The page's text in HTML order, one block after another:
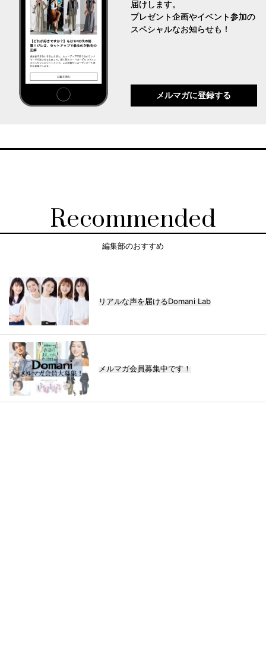
届けします。
プレゼント企画やイベント参加の
スペシャルなお知らせも！
メルマガに登録する
Recommended
編集部のおすすめ
リアルな声を届けるDomani Lab
メルマガ会員募集中です！